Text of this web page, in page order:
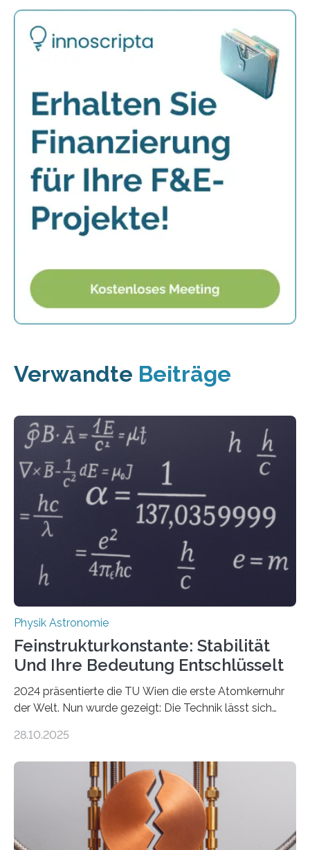
Verwandte Beiträge
Physik Astronomie
Feinstrukturkonstante: Stabilität
Und Ihre Bedeutung Entschlüsselt
2024 präsentierte die TU Wien die erste Atomkernuhr
der Welt. Nun wurde gezeigt: Die Technik lässt sich
fundamentalen Physik nachzugehen. Thorium-
Messungen verwenden. Das hatte man jahrzehntelang
vermutet, weltweit war nach den passenden
Atomkern-Zuständen gesucht worden, 2024 gelang
einem Team der TU Wien mit Unterstützung
internationaler Partner der entscheidende Durchbruch:
28.10.2025